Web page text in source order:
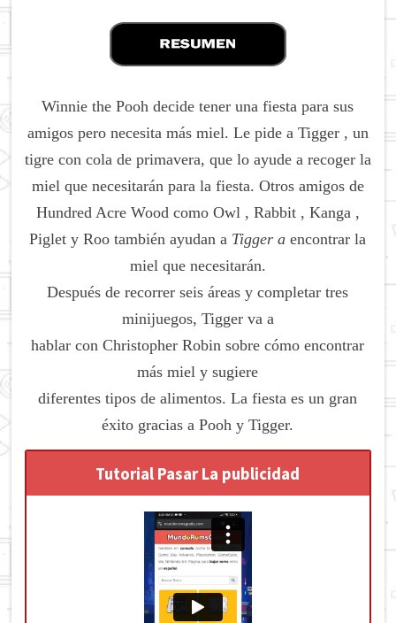
Winnie the Pooh decide tener una fiesta para sus
amigos pero necesita más miel. Le pide a Tigger , un
tigre con cola de primavera, que lo ayude a recoger la
miel que necesitarán para la fiesta. Otros amigos de
Hundred Acre Wood como Owl , Rabbit , Kanga ,
Piglet y Roo también ayudan a Tigger a encontrar la
miel que necesitarán.
Después de recorrer seis áreas y completar tres
minijuegos, Tigger va a
hablar con Christopher Robin sobre cómo encontrar
más miel y sugiere
diferentes tipos de alimentos. La fiesta es un gran
éxito gracias a Pooh y Tigger.
Tutorial Pasar La publicidad